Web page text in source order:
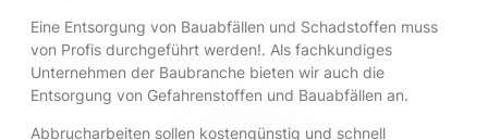
Eine Entsorgung von Bauabfällen und Schadstoffen muss
von Profis durchgeführt werden!. Als fachkundiges
Unternehmen der Baubranche bieten wir auch die
Entsorgung von Gefahrenstoffen und Bauabfällen an.
Abbrucharbeiten sollen kostengünstig und schnell